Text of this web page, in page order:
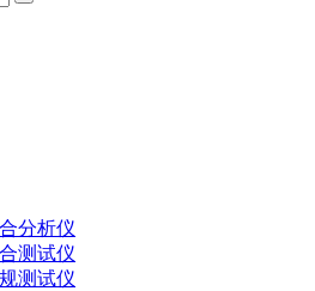
分析仪
测试仪
测试仪